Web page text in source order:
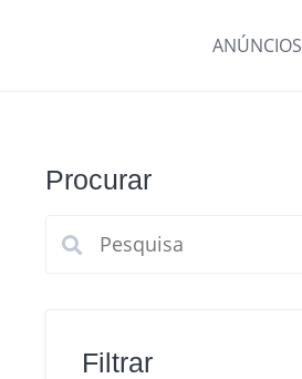
ANÚNCIOS
Procurar
Filtrar